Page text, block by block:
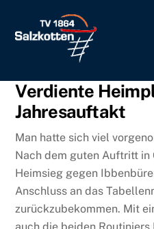
content
Verdiente
Jahresauftakt
Man hatte sich viel
Nach dem guten Auftritt in
Heimsieg gegen
Anschluss an das
zurückzubekommen. Mit